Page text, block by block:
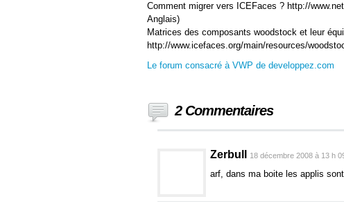
Comment migrer vers ICEFaces ? http://
Anglais)
Matrices des composants woodstock et leur
http://www.icefaces.org/main/resources/
Le forum consacré à VWP de developpez.com
2 Commentaires
Zerbull 18 décembre 2008 à 13 h
arf, dans ma boite les applis